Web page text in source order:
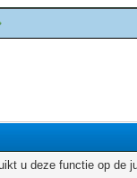
u deze functie op de